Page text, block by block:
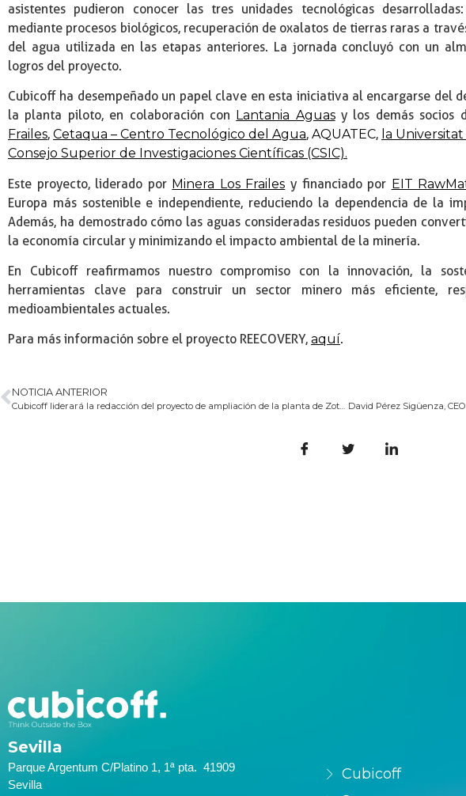
asistentes pudieron conocer las tres unidades tecnológicas
mediante procesos biológicos, recuperación de oxalatos de tierras raras a
del agua utilizada en las etapas anteriores. La jornada concluyó con un
logros del proyecto.
Cubicoff ha desempeñado un papel clave en esta iniciativa al encargarse del
la planta piloto, en colaboración con Lantania Aguasy los demás socios
Frailes, Cetaqua – Centro Tecnológico del Agua, AQUATEC, la
Consejo Superior de Investigaciones Científicas (CSIC).
Este proyecto, liderado por Minera Los Frailes y financiado por EIT
Europa más sostenible e independiente, reduciendo la dependencia de la
Además, ha demostrado cómo las aguas consideradas residuos pueden
la economía circular y minimizando el impacto ambiental de la minería.
En Cubicoff reafirmamos nuestro compromiso con la innovación, la
herramientas clave para construir un sector minero más eficiente,
medioambientales actuales.
Para más información sobre el proyecto REECOVERY, aquí.
NOTICIA ANTERIOR
Cubicoff liderará la redacción del proyecto de ampliación de la planta de Zotal Laboratorios
Sevilla
Parque Argentum C/Platino 1, 1ª pta. 41909
Sevilla
Cubicoff